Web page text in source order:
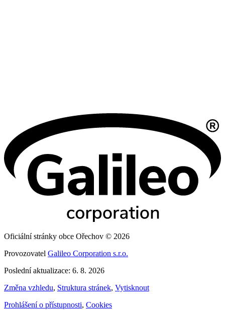
Oficiální stránky obce Ořechov © 2026
Provozovatel Galileo Corporation s.r.o.
Poslední aktualizace: 6. 8. 2026
Změna vzhledu, Struktura stránek, Vytisknout
Prohlášení o přístupnosti, Cookies